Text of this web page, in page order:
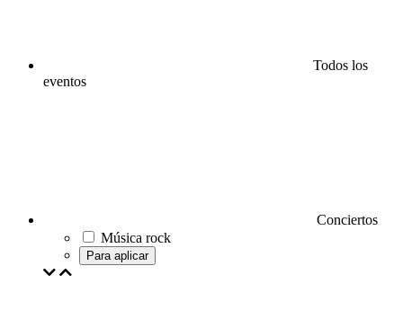
Todos los
eventos
Conciertos
Música rock
Para aplicar